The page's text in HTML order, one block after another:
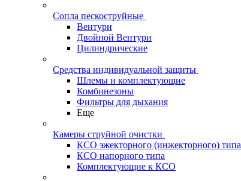
Сопла пескоструйные
Вентури
Двойной Вентури
Цилиндрические
Средства индивидуальной защиты
Шлемы и комплектующие
Комбинезоны
Фильтры для дыхания
Еще
Камеры струйной очистки
КСО эжекторного (инжекторного) типа
КСО напорного типа
Комплектующие к КСО